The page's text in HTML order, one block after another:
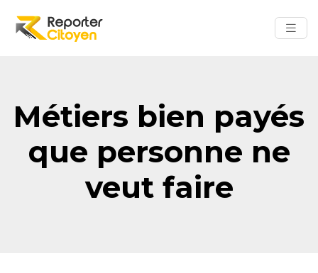
Métiers bien payés
que personne ne
veut faire